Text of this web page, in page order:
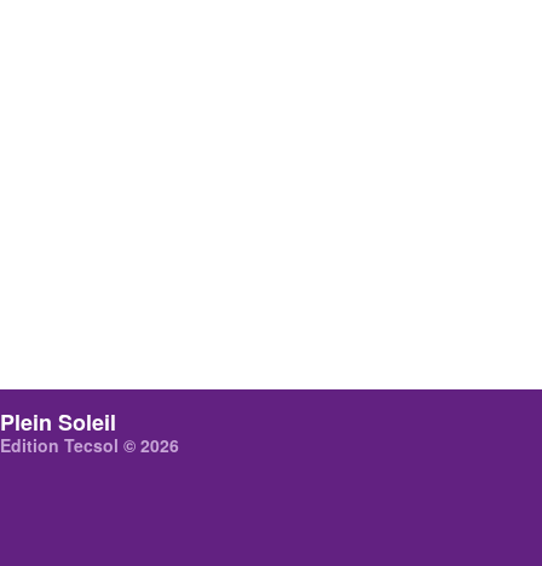
Plein Soleil
Edition Tecsol © 2026